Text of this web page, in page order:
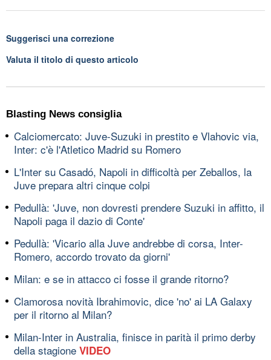
Suggerisci una correzione
Valuta il titolo di questo articolo
Blasting News consiglia
Calciomercato: Juve-Suzuki in prestito e Vlahovic via,
Inter: c'è l'Atletico Madrid su Romero
L'Inter su Casadó, Napoli in difficoltà per Zeballos, la
Juve prepara altri cinque colpi
Pedullà: 'Juve, non dovresti prendere Suzuki in affitto, il
Napoli paga il dazio di Conte'
Pedullà: 'Vicario alla Juve andrebbe di corsa, Inter-
Romero, accordo trovato da giorni'
Milan: e se in attacco ci fosse il grande ritorno?
Clamorosa novità Ibrahimovic, dice 'no' ai LA Galaxy
per il ritorno al Milan?
Milan-Inter in Australia, finisce in parità il primo derby
della stagione VIDEO